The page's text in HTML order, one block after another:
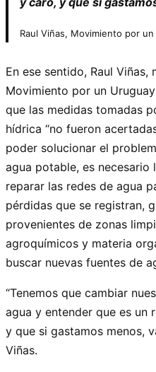
Raul Viñas, Movimiento por
En ese sentido, Raul
Movimiento por un
que las medidas tomadas
hídrica “no fueron
poder solucionar el
agua potable, es
reparar las redes de agua
pérdidas que se registran,
provenientes de zonas
agroquímicos y materia
buscar nuevas fuentes de
“Tenemos que cambiar
agua y entender que es un
y que si gastamos menos,
Viñas.